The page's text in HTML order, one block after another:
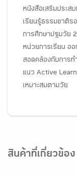
หนังสือเสริมประส
เรียนรู้ธรรมชาติร
การศึกษาปฐมวัย
หน่วยการเรียน อ
สอดคล้องกับการท
แนว Active
เหมาะสมตามวัย
สินค้าที่เกี่ยวข้อง